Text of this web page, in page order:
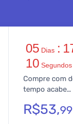
05 Dias :
10 Segundos
Compre com
tempo acabe…
R$53,99